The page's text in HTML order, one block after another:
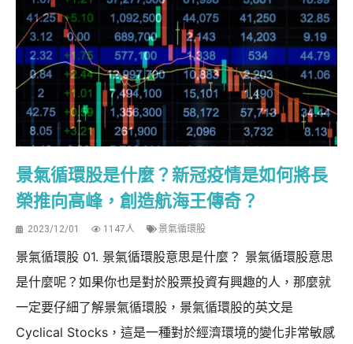
景氣循環股是什麼？新冠疫情是如何將長
榮推向高峰，創造航海王傳奇？
2023/12/01 1147人 景氣循環股
景氣循環股 01. 景氣循環股意思是什麼？ 景氣循環股意思
是什麼呢？如果你也是對於股票投資有興趣的人，那麼就
一定要仔細了解景氣循環股，景氣循環股的英文是
Cyclical Stocks，這是一種對於經濟環境的變化非常敏感